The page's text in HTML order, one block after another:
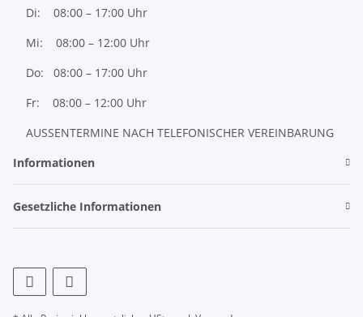
Di: 08:00 – 17:00 Uhr
Mi: 08:00 – 12:00 Uhr
Do: 08:00 – 17:00 Uhr
Fr: 08:00 – 12:00 Uhr
AUSSENTERMINE NACH TELEFONISCHER VEREINBARUNG
Informationen
Gesetzliche Informationen